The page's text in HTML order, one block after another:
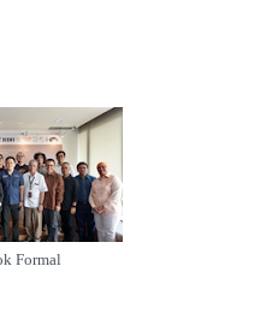
Formal